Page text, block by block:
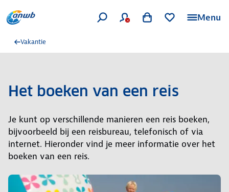
Menu
Vakantie
Het boeken van een reis
Je kunt op verschillende manieren een reis boeken,
bijvoorbeeld bij een reisbureau, telefonisch of via
internet. Hieronder vind je meer informatie over het
boeken van een reis.